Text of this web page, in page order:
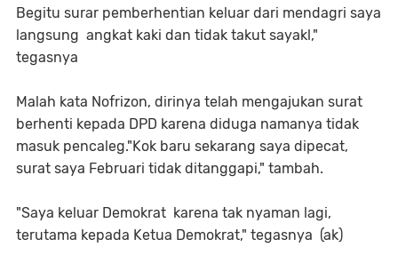
Begitu surar pemberhentian keluar dari mendagri saya
langsung angkat kaki dan tidak takut sayakl,"
tegasnya
Malah kata Nofrizon, dirinya telah mengajukan surat
berhenti kepada DPD karena diduga namanya tidak
masuk pencaleg."Kok baru sekarang saya dipecat,
surat saya Februari tidak ditanggapi," tambah.
"Saya keluar Demokrat karena tak nyaman lagi,
terutama kepada Ketua Demokrat," tegasnya (ak)